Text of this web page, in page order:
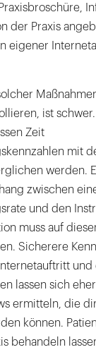
der Praxis
eigener
ist
Zeit
mit
werden.
zwischen
und den
muss auf
Sicherere
lassen sich
ermitteln, die
können.
behandeln